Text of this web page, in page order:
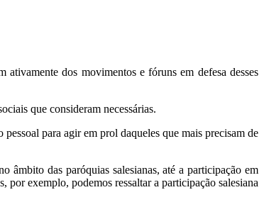
ativamente dos movimentos e fóruns em defesa desses
que consideram necessárias.
para agir em prol daqueles que mais precisam de
âmbito das paróquias salesianas, até a participação em
exemplo, podemos ressaltar a participação salesiana